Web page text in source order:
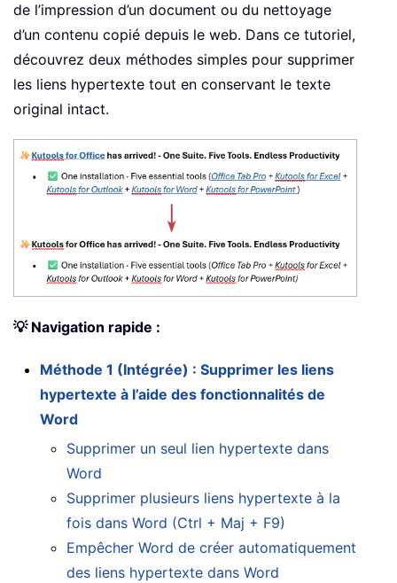
de l’impression d’un document ou du nettoyage
d’un contenu copié depuis le web. Dans ce tutoriel,
découvrez deux méthodes simples pour supprimer
les liens hypertexte tout en conservant le texte
original intact.
💡 Navigation rapide :
Méthode 1 (Intégrée) : Supprimer les liens
hypertexte à l’aide des fonctionnalités de
Word
Supprimer un seul lien hypertexte dans
Word
Supprimer plusieurs liens hypertexte à la
fois dans Word (Ctrl + Maj + F9)
Empêcher Word de créer automatiquement
des liens hypertexte dans Word